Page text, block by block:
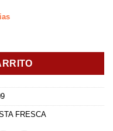
FRESCA